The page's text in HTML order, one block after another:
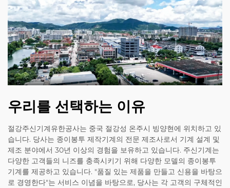
우리를 선택하는 이유
절강주신기계유한공사는 중국 절강성 온주시 빙양현에 위치하고 있
습니다. 당사는 종이봉투 제작기계의 전문 제조사로서 기계 설계 및
제조 분야에서 30년 이상의 경험을 보유하고 있습니다. 주신기계는
다양한 고객들의 니즈를 충족시키기 위해 다양한 모델의 종이봉투
기계를 제공하고 있습니다. "품질 있는 제품을 만들고 신용을 바탕으
로 경영한다"는 서비스 이념을 바탕으로, 당사는 각 고객의 구체적인